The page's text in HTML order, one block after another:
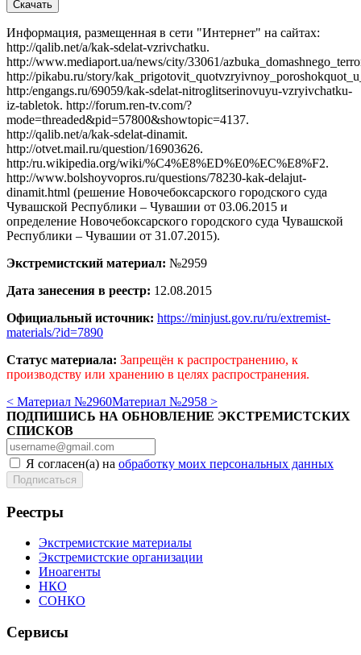
Информация, размещенная в сети "Интернет" на сайтах:
http://qalib.net/a/kak-sdelat-vzrivchatku.
http://www.mediaport.ua/news/city/33061/
http://pikabu.ru/story/
http:/engangs.ru/69059/kak-sdelat-nitroglitserinovuyu-vzryivchatku-
iz-tabletok. http://forum.ren-tv.com/?
mode=threaded&pid=57800&showtopic=4137.
http://qalib.net/a/kak-sdelat-dinamit.
http://otvet.mail.ru/question/16903626.
http:/ru.wikipedia.org/wiki/%C4%E8%ED%E0%EC%E8%F2.
http://www.bolshoyvopros.ru/questions/78230-kak-delajut-
dinamit.html (решение Новочебоксарского городского суда
Чувашской Республики – Чувашии от 03.06.2015 и
определение Новочебоксарского городского суда Чувашской
Республики – Чувашии от 31.07.2015).
Экстремистский материал: №2959
Дата занесения в реестр: 12.08.2015
Официальный источник: https://minjust.gov.ru/ru/extremist-
materials/?id=7890
Статус материала: Запрещён к распространению, к
производству или хранению в целях распространения.
< Материал №2960Материал №2958 >
ПОДПИШИСЬ НА ОБНОВЛЕНИЕ ЭКСТРЕМИСТСКИХ
СПИСКОВ
Я согласен(а) на обработку моих персональных данных
Реестры
Экстремистские материалы
Экстремистские организации
Иноагенты
НКО
СОНКО
Сервисы